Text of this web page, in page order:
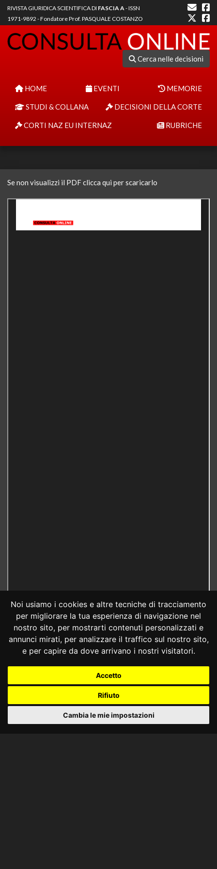
Noi usiamo i cookies e altre tecniche di tracciamento
per migliorare la tua esperienza di navigazione nel
nostro sito, per mostrarti contenuti personalizzati e
annunci mirati, per analizzare il traffico sul nostro sito,
e per capire da dove arrivano i nostri visitatori.
Accetto
Rifiuto
Cambia le mie impostazioni
RIVISTA GIURIDICA SCIENTIFICA DI FASCIA A- ISSN
1971-9892 - Fondatore Prof. PASQUALE COSTANZO
Cerca nelle decisioni
HOME EVENTI MEMORIE
STUDI & COLLANA DECISIONI DELLA CORTE
CORTI NAZ EU INTERNAZ RUBRICHE
Se non visualizzi il PDF clicca qui per scaricarlo